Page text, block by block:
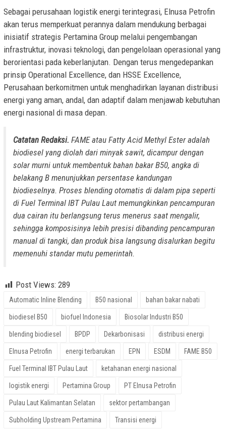
Sebagai perusahaan logistik energi terintegrasi, Elnusa Petrofin
akan terus memperkuat perannya dalam mendukung berbagai
inisiatif strategis Pertamina Group melalui pengembangan
infrastruktur, inovasi teknologi, dan pengelolaan operasional yang
berorientasi pada keberlanjutan. Dengan terus mengedepankan
prinsip Operational Excellence, dan HSSE Excellence,
Perusahaan berkomitmen untuk menghadirkan layanan distribusi
energi yang aman, andal, dan adaptif dalam menjawab kebutuhan
energi nasional di masa depan.
Catatan Redaksi. FAME atau Fatty Acid Methyl Ester adalah
biodiesel yang diolah dari minyak sawit, dicampur dengan
solar murni untuk membentuk bahan bakar B50, angka di
belakang B menunjukkan persentase kandungan
biodieselnya. Proses blending otomatis di dalam pipa seperti
di Fuel Terminal IBT Pulau Laut memungkinkan pencampuran
dua cairan itu berlangsung terus menerus saat mengalir,
sehingga komposisinya lebih presisi dibanding pencampuran
manual di tangki, dan produk bisa langsung disalurkan begitu
memenuhi standar mutu pemerintah.
Post Views: 289
Automatic Inline Blending B50 nasional bahan bakar nabati
biodiesel B50 biofuel Indonesia Biosolar Industri B50
blending biodiesel BPDP Dekarbonisasi distribusi energi
Elnusa Petrofin energi terbarukan EPN ESDM FAME B50
Fuel Terminal IBT Pulau Laut ketahanan energi nasional
logistik energi Pertamina Group PT Elnusa Petrofin
Pulau Laut Kalimantan Selatan sektor pertambangan
Subholding Upstream Pertamina Transisi energi